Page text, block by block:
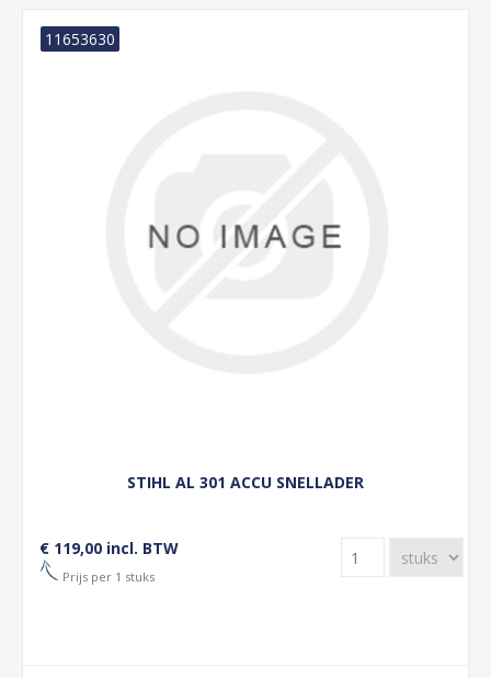
STIHL AL 301 ACCU SNELLADER
11653630
€ 119,00 incl. BTW
Prijs per 1 stuks